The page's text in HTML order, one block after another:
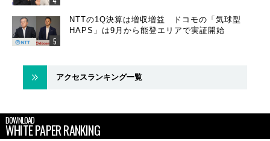
NTTの1Q決算は増収増益 ドコモの「気球型
HAPS」は9月から能登エリアで実証開始
アクセスランキング一覧
DOWNLOAD
WHITE PAPER RANKING